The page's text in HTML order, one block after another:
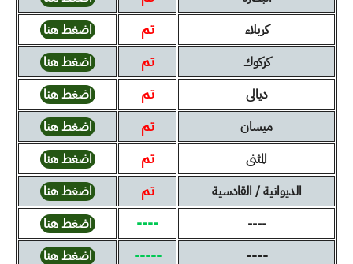
كربلاء
تم
اضغط هنا
كركوك
تم
اضغط هنا
ديالى
تم
اضغط هنا
ميسان
تم
اضغط هنا
المثنى
تم
اضغط هنا
الديوانية / القادسية
تم
اضغط هنا
----
---- اضغط هنا
----
-----
اضغط هنا